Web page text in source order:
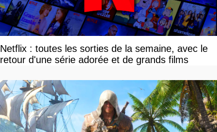
Netflix : toutes les sorties de la semaine, avec le
retour d'une série adorée et de grands films